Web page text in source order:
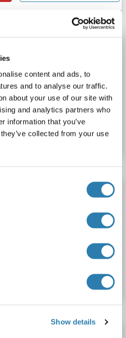
content and ads, to
and to analyse our traffic.
about your use of our site with
and analytics partners who
information that you’ve
collected from your use
Show details
WB, IF (cc), IF (p)
AbBy Fluor® 488
Details
51-150) (AbBy Fluor®